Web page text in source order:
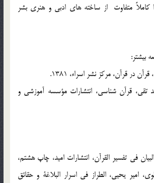
كاملاً متفاوت از ساخته هاي ادبي و هنري بشر
بيشتر:
تقي، قرآن شناسي، انتشارات مؤسسه آموزشي و
في تفسير القرآن، انتشارات اميد، چاپ هشتم،
و العلوي، امير يحيي، الطراز في اسرار البلاغة و حقائق